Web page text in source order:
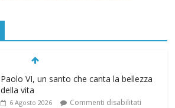
“Pace nel grembo è pace nel mondo”: a
Lecce il 46° Convegno Nazionale del
Movimento per la Vita